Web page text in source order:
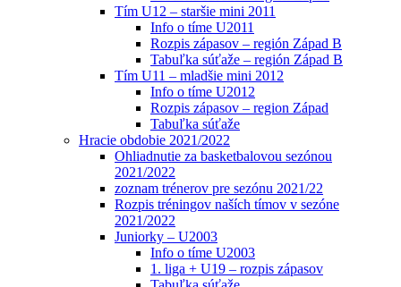
Tím U12 – staršie mini 2011
Info o tíme U2011
Rozpis zápasov – región Západ B
Tabuľka súťaže – región Západ B
Tím U11 – mladšie mini 2012
Info o tíme U2012
Rozpis zápasov – region Západ
Tabuľka súťaže
Hracie obdobie 2021/2022
Ohliadnutie za basketbalovou sezónou
2021/2022
zoznam trénerov pre sezónu 2021/22
Rozpis tréningov naších tímov v sezóne
2021/2022
Juniorky – U2003
Info o tíme U2003
1. liga + U19 – rozpis zápasov